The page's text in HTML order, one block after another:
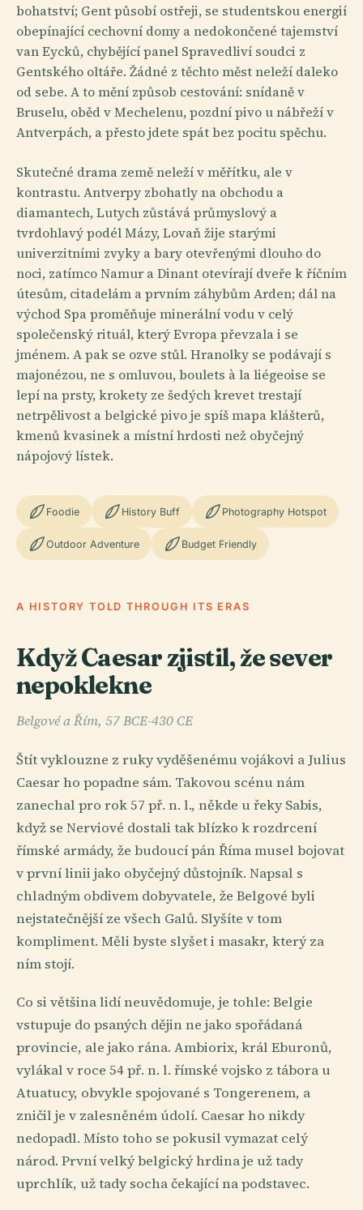
bohatství; Gent působí ostřeji, se studentskou energií
obepínající cechovní domy a nedokončené tajemství
van Eycků, chybějící panel Spravedliví soudci z
Gentského oltáře. Žádné z těchto měst neleží daleko
od sebe. A to mění způsob cestování: snídaně v
Bruselu, oběd v Mechelenu, pozdní pivo u nábřeží v
Antverpách, a přesto jdete spát bez pocitu spěchu.
Skutečné drama země neleží v měřítku, ale v
kontrastu. Antverpy zbohatly na obchodu a
diamantech, Lutych zůstává průmyslový a
tvrdohlavý podél Mázy, Lovaň žije starými
univerzitními zvyky a bary otevřenými dlouho do
noci, zatímco Namur a Dinant otevírají dveře k říčním
útesům, citadelám a prvním záhybům Arden; dál na
východ Spa proměňuje minerální vodu v celý
společenský rituál, který Evropa převzala i se
jménem. A pak se ozve stůl. Hranolky se podávají s
majonézou, ne s omluvou, boulets à la liégeoise se
lepí na prsty, krokety ze šedých krevet trestají
netrpělivost a belgické pivo je spíš mapa klášterů,
kmenů kvasinek a místní hrdosti než obyčejný
nápojový lístek.
Foodie History Buff Photography Hotspot
Outdoor Adventure Budget Friendly
A HISTORY TOLD THROUGH ITS ERAS
Když Caesar zjistil, že sever
nepoklekne
Belgové a Řím, 57 BCE-430 CE
Štít vyklouzne z ruky vyděšenému vojákovi a Julius
Caesar ho popadne sám. Takovou scénu nám
zanechal pro rok 57 př. n. l., někde u řeky Sabis,
když se Nerviové dostali tak blízko k rozdrcení
římské armády, že budoucí pán Říma musel bojovat
v první linii jako obyčejný důstojník. Napsal s
chladným obdivem dobyvatele, že Belgové byli
nejstatečnější ze všech Galů. Slyšíte v tom
kompliment. Měli byste slyšet i masakr, který za
ním stojí.
Co si většina lidí neuvědomuje, je tohle: Belgie
vstupuje do psaných dějin ne jako spořádaná
provincie, ale jako rána. Ambiorix, král Eburonů,
vylákal v roce 54 př. n. l. římské vojsko z tábora u
Atuatucy, obvykle spojované s Tongerenem, a
zničil je v zalesněném údolí. Caesar ho nikdy
nedopadl. Místo toho se pokusil vymazat celý
národ. První velký belgický hrdina je už tady
uprchlík, už tady socha čekající na podstavec.